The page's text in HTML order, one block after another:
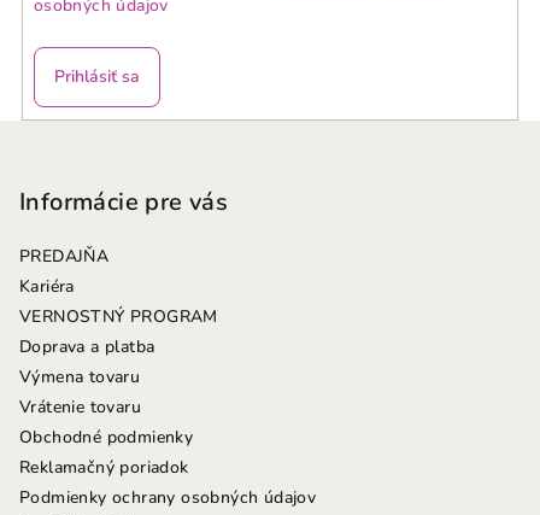
osobných údajov
Prihlásiť sa
Informácie pre vás
PREDAJŇA
Kariéra
VERNOSTNÝ PROGRAM
Doprava a platba
Výmena tovaru
Vrátenie tovaru
Obchodné podmienky
Reklamačný poriadok
Podmienky ochrany osobných údajov